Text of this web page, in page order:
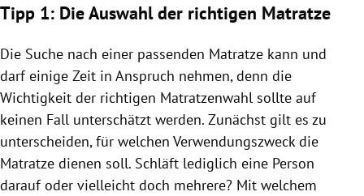
Tipp 1: Die Auswahl der richtigen Matratze
Die Suche nach einer passenden Matratze kann und
darf einige Zeit in Anspruch nehmen, denn die
Wichtigkeit der richtigen Matratzenwahl sollte auf
keinen Fall unterschätzt werden. Zunächst gilt es zu
unterscheiden, für welchen Verwendungszweck die
Matratze dienen soll. Schläft lediglich eine Person
darauf oder vielleicht doch mehrere? Mit welchem